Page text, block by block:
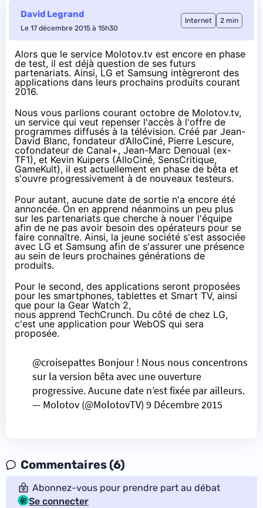
David Legrand
Le 17 décembre 2015 à 15h30
Internet 2 min
Alors que le service Molotov.tv est encore en phase
de test, il est déjà question de ses futurs
partenariats. Ainsi, LG et Samsung intègreront des
applications dans leurs prochains produits courant
2016.
Nous vous parlions courant octobre de Molotov.tv,
un service qui veut repenser l'accès à l'offre de
programmes diffusés à la télévision. Créé par Jean-
David Blanc, fondateur d’AlloCiné, Pierre Lescure,
cofondateur de Canal+, Jean-Marc Denoual (ex-
TF1), et Kevin Kuipers (AlloCiné, SensCritique,
GameKult), il est actuellement en phase de bêta et
s'ouvre progressivement à de nouveaux testeurs.
Pour autant, aucune date de sortie n'a encore été
annoncée. On en apprend néanmoins un peu plus
sur les partenariats que cherche à nouer l'équipe
afin de ne pas avoir besoin des opérateurs pour se
faire connaître. Ainsi, la jeune société s'est associée
avec LG et Samsung afin de s'assurer une présence
au sein de leurs prochaines générations de
produits.
Pour le second, des applications seront proposées
pour les smartphones, tablettes et Smart TV, ainsi
que pour la Gear Watch 2,
nous apprend TechCrunch. Du côté de chez LG,
c'est une application pour WebOS qui sera
proposée.
@croisepattes Bonjour ! Nous nous concentrons
sur la version bêta avec une ouverture
progressive. Aucune date n’est fixée par ailleurs.
— Molotov (@MolotovTV) 9 Décembre 2015
Commentaires (6)
Abonnez-vous pour prendre part au débat
Se connecter